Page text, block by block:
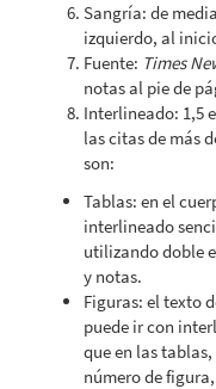
Sangría: de
izquierdo, al
Fuente: Times
notas al pie de
Interlineado: 1,5
las citas de más
son:
Tablas: en el
interlineado
utilizando doble
y notas.
Figuras: el texto
puede ir con
que en las
número de